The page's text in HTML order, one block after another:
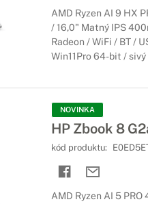
AMD Ryzen AI 9 HX
/ 16,0" Matný IPS
Radeon / WiFi / BT /
Win11Pro 64-bit /
NOVINKA
HP Zbook 8
kód produktu:
AMD Ryzen AI 5